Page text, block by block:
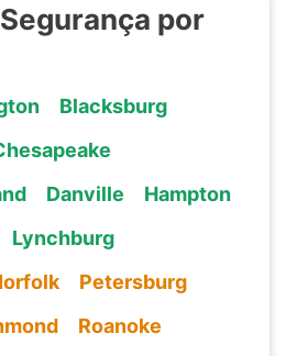
por
Blacksburg
Danville
Hampton
Lynchburg
Petersburg
Roanoke